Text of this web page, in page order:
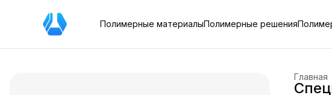
Полимерные материалыПолимерные решения
Главная